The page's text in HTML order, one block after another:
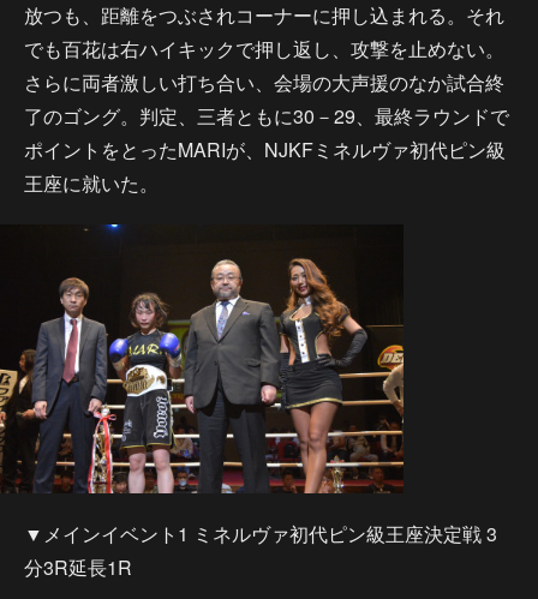
放つも、距離をつぶされコーナーに押し込まれる。それ
でも百花は右ハイキックで押し返し、攻撃を止めない。
さらに両者激しい打ち合い、会場の大声援のなか試合終
了のゴング。判定、三者ともに30－29、最終ラウンドで
ポイントをとったMARIが、NJKFミネルヴァ初代ピン級
王座に就いた。
▼メインイベント1 ミネルヴァ初代ピン級王座決定戦 3
分3R延長1R